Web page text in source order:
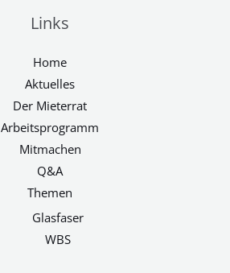
Links
Home
Aktuelles
Der Mieterrat
Arbeitsprogramm
Mitmachen
Q&A
Themen
Glasfaser
WBS